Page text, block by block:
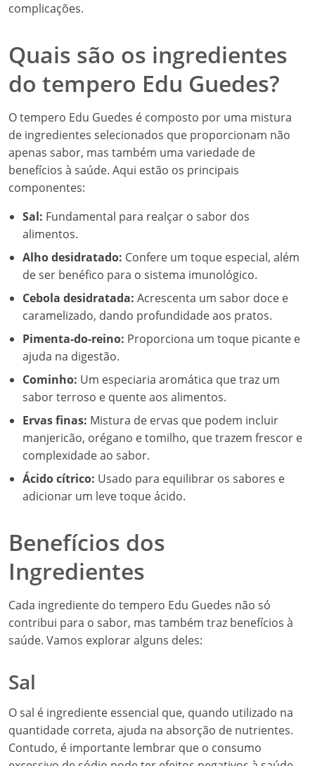
complicações.
Quais são os ingredientes
do tempero Edu Guedes?
O tempero Edu Guedes é composto por uma mistura
de ingredientes selecionados que proporcionam não
apenas sabor, mas também uma variedade de
benefícios à saúde. Aqui estão os principais
componentes:
Sal: Fundamental para realçar o sabor dos
alimentos.
Alho desidratado: Confere um toque especial, além
de ser benéfico para o sistema imunológico.
Cebola desidratada: Acrescenta um sabor doce e
caramelizado, dando profundidade aos pratos.
Pimenta-do-reino: Proporciona um toque picante e
ajuda na digestão.
Cominho: Um especiaria aromática que traz um
sabor terroso e quente aos alimentos.
Ervas finas: Mistura de ervas que podem incluir
manjericão, orégano e tomilho, que trazem frescor e
complexidade ao sabor.
Ácido cítrico: Usado para equilibrar os sabores e
adicionar um leve toque ácido.
Benefícios dos
Ingredientes
Cada ingrediente do tempero Edu Guedes não só
contribui para o sabor, mas também traz benefícios à
saúde. Vamos explorar alguns deles:
Sal
O sal é ingrediente essencial que, quando utilizado na
quantidade correta, ajuda na absorção de nutrientes.
Contudo, é importante lembrar que o consumo